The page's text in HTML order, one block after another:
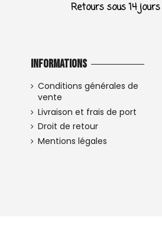
Retours sous 14 jours
Informations
Conditions générales de
vente
Livraison et frais de port
Droit de retour
Mentions légales